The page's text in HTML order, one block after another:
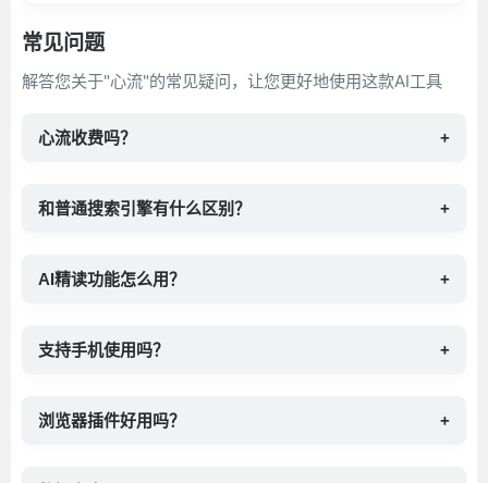
常见问题
解答您关于"心流"的常见疑问，让您更好地使用这款AI工具
心流收费吗？ +
和普通搜索引擎有什么区别？ +
AI精读功能怎么用？ +
支持手机使用吗？ +
浏览器插件好用吗？ +